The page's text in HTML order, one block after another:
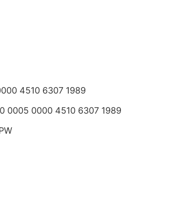
4510 6307 1989
0005 0000 4510 6307 1989